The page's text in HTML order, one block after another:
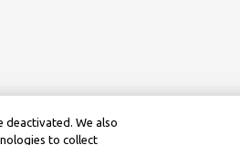
deactivated. We also
to collect